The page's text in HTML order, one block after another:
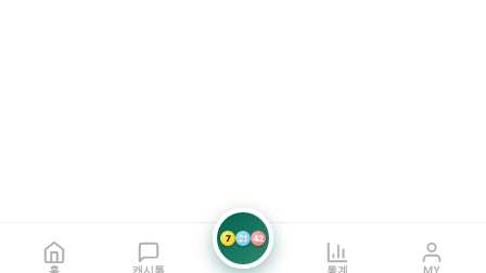
홈 캐시톡
7 21 42
통계 MY